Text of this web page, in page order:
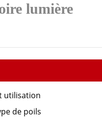
lumière
utilisation
de poils